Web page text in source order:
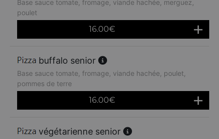
Base sauce tomate, fromage, viande hachée, merguez,
poulet
16.00€
buffalo senior
Base sauce tomate, fromage, viande hachée, poulet,
pommes de terre
16.00€
végétarienne senior